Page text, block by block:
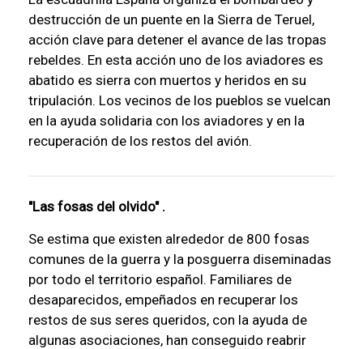
destrucción de un puente en la Sierra de Teruel,
acción clave para detener el avance de las tropas
rebeldes. En esta acción uno de los aviadores es
abatido es sierra con muertos y heridos en su
tripulación. Los vecinos de los pueblos se vuelcan
en la ayuda solidaria con los aviadores y en la
recuperación de los restos del avión.
"Las fosas del olvido" .
Se estima que existen alrededor de 800 fosas
comunes de la guerra y la posguerra diseminadas
por todo el territorio español. Familiares de
desaparecidos, empeñados en recuperar los
restos de sus seres queridos, con la ayuda de
algunas asociaciones, han conseguido reabrir